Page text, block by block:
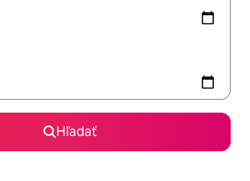
Hľadať